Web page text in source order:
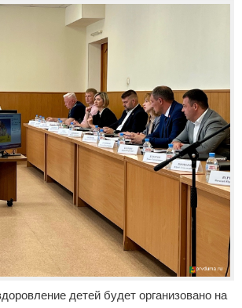
детей будет организовано на